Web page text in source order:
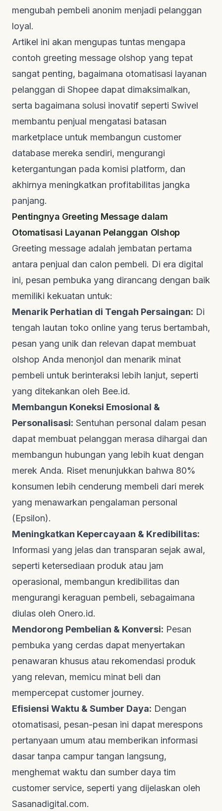
mengubah pembeli anonim menjadi pelanggan
loyal.
Artikel ini akan mengupas tuntas mengapa
contoh greeting message olshop yang tepat
sangat penting, bagaimana otomatisasi layanan
pelanggan di Shopee dapat dimaksimalkan,
serta bagaimana solusi inovatif seperti Swivel
membantu penjual mengatasi batasan
marketplace untuk membangun customer
database mereka sendiri, mengurangi
ketergantungan pada komisi platform, dan
akhirnya meningkatkan profitabilitas jangka
panjang.
Pentingnya Greeting Messagedalam
Otomatisasi Layanan Pelanggan Olshop
Greeting message adalah jembatan pertama
antara penjual dan calon pembeli. Di era digital
ini, pesan pembuka yang dirancang dengan baik
memiliki kekuatan untuk:
Menarik Perhatian di Tengah Persaingan: Di
tengah lautan toko online yang terus bertambah,
pesan yang unik dan relevan dapat membuat
olshop Anda menonjol dan menarik minat
pembeli untuk berinteraksi lebih lanjut, seperti
yang ditekankan oleh Bee.id.
Membangun Koneksi Emosional &
Personalisasi: Sentuhan personal dalam pesan
dapat membuat pelanggan merasa dihargai dan
membangun hubungan yang lebih kuat dengan
merek Anda. Riset menunjukkan bahwa 80%
konsumen lebih cenderung membeli dari merek
yang menawarkan pengalaman personal
(Epsilon).
Meningkatkan Kepercayaan & Kredibilitas:
Informasi yang jelas dan transparan sejak awal,
seperti ketersediaan produk atau jam
operasional, membangun kredibilitas dan
mengurangi keraguan pembeli, sebagaimana
diulas oleh Onero.id.
Mendorong Pembelian & Konversi: Pesan
pembuka yang cerdas dapat menyertakan
penawaran khusus atau rekomendasi produk
yang relevan, memicu minat beli dan
mempercepat customer journey.
Efisiensi Waktu & Sumber Daya: Dengan
otomatisasi, pesan-pesan ini dapat merespons
pertanyaan umum atau memberikan informasi
dasar tanpa campur tangan langsung,
menghemat waktu dan sumber daya tim
customer service, seperti yang dijelaskan oleh
Sasanadigital.com.